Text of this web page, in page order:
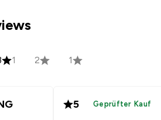
1 2 1
5 Geprüfter Kauf